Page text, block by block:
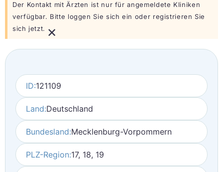
Der Kontakt mit Ärzten ist nur für angemeldete Kliniken
verfügbar. Bitte loggen Sie sich ein oder registrieren Sie
sich jetzt. ×
ID:121109
Land:Deutschland
Bundesland:Mecklenburg-Vorpommern
PLZ-Region:17, 18, 19